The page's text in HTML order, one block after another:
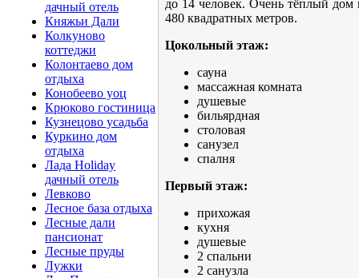
дачный отель
Княжьи Дали
Колкуново
коттеджи
Колонтаево дом
отдыха
Конобеево уоц
Крюково гостиница
Кузнецово усадьба
Куркино дом
отдыха
Лада Holiday
дачный отель
Левково
Лесное база отдыха
Лесные дали
пансионат
Лесные пруды
Лужки
до 14 человек. Очень тёплый
480 квадратных метров.
Цокольный этаж:
сауна
массажная комната
душевые
бильярдная
столовая
санузел
спалня
Первый этаж:
прихожая
кухня
душевые
2 спальни
2 санузла